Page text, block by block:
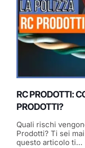
RC PRODOTTI:
PRODOTTI?
Quali rischi
Prodotti? Ti sei
questo articolo ti…